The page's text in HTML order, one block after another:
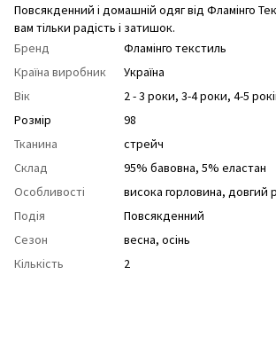
Повсякденний і домашній одяг від Фламінго
вам тільки радість і затишок.
Бренд
Фламінго текстиль
Країна виробник
Україна
Вік
2 - 3 роки, 3-4 роки, 4-5
Розмір
98
Тканина
стрейч
Склад
95% бавовна, 5% еластан
Особливості
висока горловина, довгий
Подія
Повсякденний
Сезон
весна, осінь
Кількість
2